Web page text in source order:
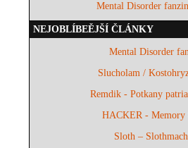
Mental Disorder
NEJOBLÍBEĚJŠÍ ČLÁNKY
Mental Disorder
Slucholam /
Remdik - Potkany
HACKER - Memory
Sloth –